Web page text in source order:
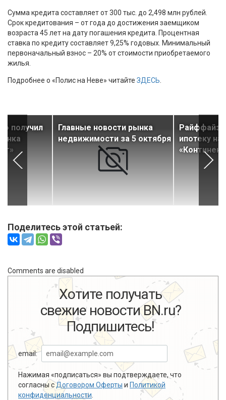
Сумма кредита составляет от 300 тыс. до 2,498 млн рублей.
Срок кредитования – от года до достижения заемщиком
возраста 45 лет на дату погашения кредита. Процентная
ставка по кредиту составляет 9,25% годовых. Минимальный
первоначальный взнос – 20% от стоимости приобретаемого
жилья.
Подробнее о «Полис на Неве» читайте ЗДЕСЬ
получил
Главные новости рынка
недвижимости за 5 октября
ипотеку
Поделитесь этой статьей:
Comments are disabled
Хотите получать
свежие новости BN.ru?
Подпишитесь!
email:
Нажимая «подписаться» вы подтверждаете, что
согласны сДоговором Оферты и Политикой
конфиденциальности